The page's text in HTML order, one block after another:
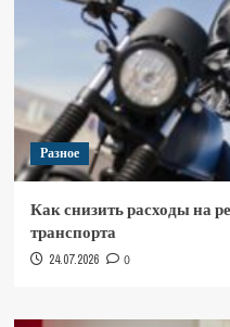
Разное
Как снизить расходы на
транспорта
24.07.2026 0